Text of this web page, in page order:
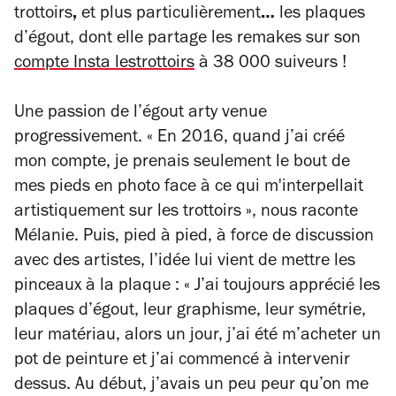
trottoirs, et plus particulièrement… les plaques
d’égout, dont elle partage les remakes sur son
compte Insta lestrottoirs à 38 000 suiveurs !
Une passion de l’égout arty venue
progressivement. « En 2016, quand j’ai créé
mon compte, je prenais seulement le bout de
mes pieds en photo face à ce qui m'interpellait
artistiquement sur les trottoirs », nous raconte
Mélanie. Puis, pied à pied, à force de discussion
avec des artistes, l’idée lui vient de mettre les
pinceaux à la plaque : « J’ai toujours apprécié les
plaques d’égout, leur graphisme, leur symétrie,
leur matériau, alors un jour, j’ai été m’acheter un
pot de peinture et j’ai commencé à intervenir
dessus. Au début, j’avais un peu peur qu’on me